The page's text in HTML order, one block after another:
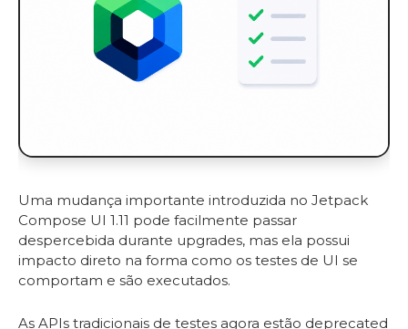
Uma mudança importante introduzida no Jetpack
Compose UI 1.11 pode facilmente passar
despercebida durante upgrades, mas ela possui
impacto direto na forma como os testes de UI se
comportam e são executados.
As APIs tradicionais de testes agora estão deprecated